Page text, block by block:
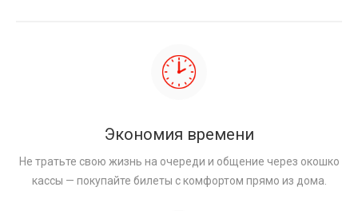
Экономия времени
Не тратьте свою жизнь на очереди и общение через окошко
кассы — покупайте билеты с комфортом прямо из дома.